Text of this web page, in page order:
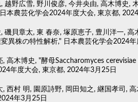
越野広雪, 野川俊彦, 今井央由, 高木博史,
本農芸化学会2024年度大会, 東京都,
磯貝章太, 東 春奈, 塚原恵子, 豊川洋一,
異株の特性解析," 日本農芸化学会2024
, 高木博史, "酵母Saccharomyces
年度大会, 東京都, 2024年3月25日
, 西村 明, 園原詩野, 岡田知之, 継国孝司,
年3月25日